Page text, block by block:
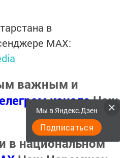
в
MАХ:
важным и
каналеНаш
в национальном
Мы в Яндекс.Дзен
Подписаться